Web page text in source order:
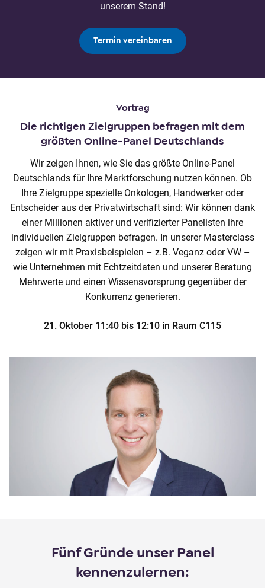
unserem Stand!
Termin vereinbaren
Vortrag
Die richtigen Zielgruppen befragen mit dem
größten Online-Panel Deutschlands
Wir zeigen Ihnen, wie Sie das größte Online-Panel
Deutschlands für Ihre Marktforschung nutzen können. Ob
Ihre Zielgruppe spezielle Onkologen, Handwerker oder
Entscheider aus der Privatwirtschaft sind: Wir können dank
einer Millionen aktiver und verifizierter Panelisten ihre
individuellen Zielgruppen befragen. In unserer Masterclass
zeigen wir mit Praxisbeispielen – z.B. Veganz oder VW –
wie Unternehmen mit Echtzeitdaten und unserer Beratung
Mehrwerte und einen Wissensvorsprung gegenüber der
Konkurrenz generieren.
21. Oktober 11:40 bis 12:10 in Raum C115
Fünf Gründe unser Panel
kennenzulernen: